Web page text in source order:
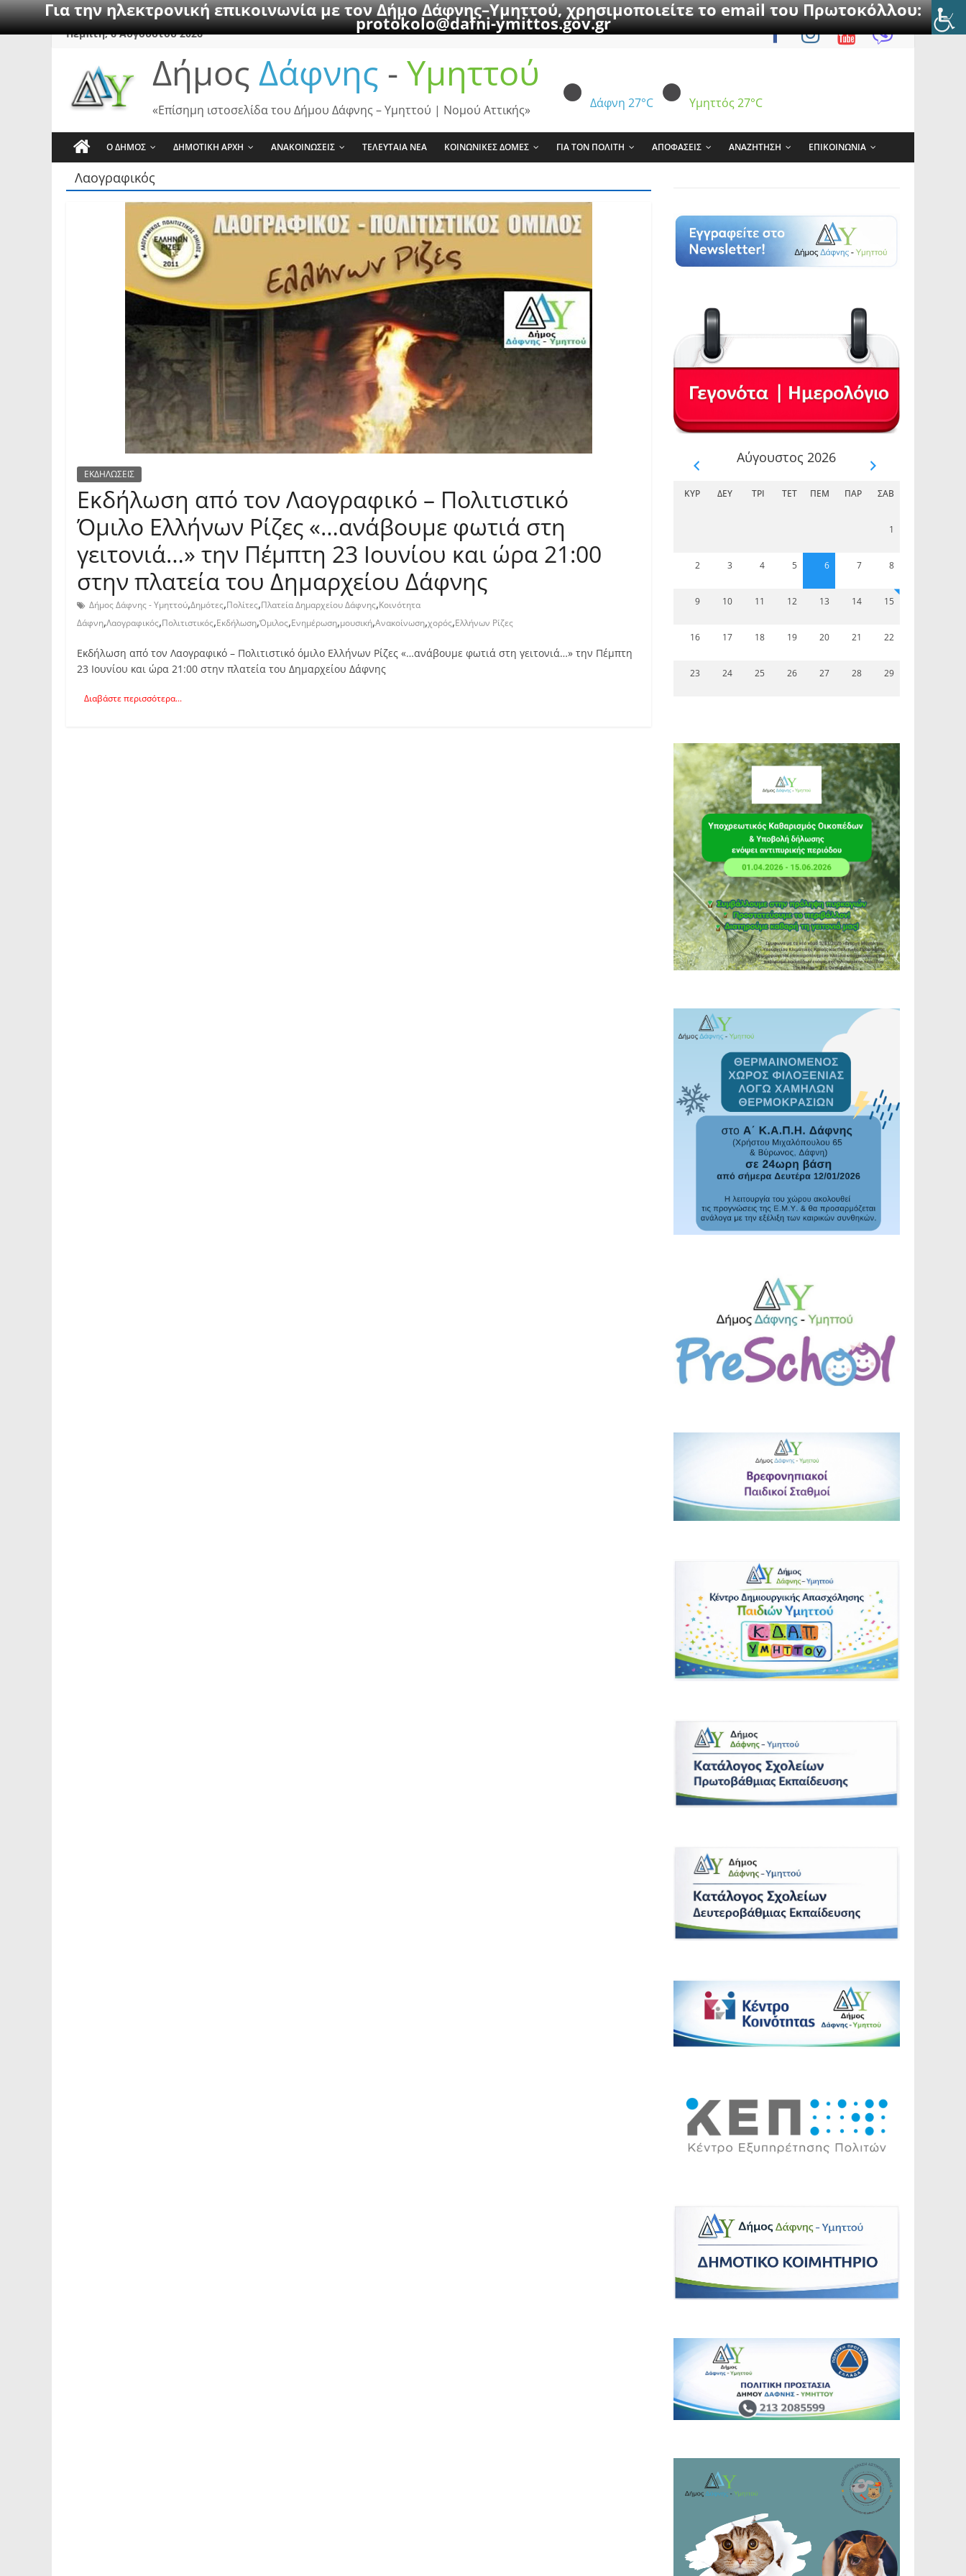
Για την ηλεκτρονική επικοινωνία με τον Δήμο Δάφνης–Υμηττού, χρησιμοποιείτε το email του Πρωτοκόλλου:
protokolo@dafni-ymittos.gov.gr
SkipΠέμπτη, 6 Αυγούστου 2026
Δήμος Δάφνης - Υμηττού
Δάφνη 27°C Υμηττός 27°C
«Επίσημη ιστοσελίδα του Δήμου Δάφνης – Υμηττού | Νομού Αττικής»
Ο ΔΗΜΟΣ ΔΗΜΟΤΙΚΗ ΑΡΧΗ ΑΝΑΚΟΙΝΩΣΕΙΣ ΤΕΛΕΥΤΑΙΑ ΝΕΑ ΚΟΙΝΩΝΙΚΕΣ ΔΟΜΕΣ ΓΙΑ ΤΟΝ ΠΟΛΙΤΗ ΑΠΟΦΑΣΕΙΣ ΑΝΑΖΗΤΗΣΗ ΕΠΙΚΟΙΝΩΝΙΑ
Λαογραφικός
ΕΚΔΗΛΩΣΕΙΣ
Εκδήλωση από τον Λαογραφικό – Πολιτιστικό
Όμιλο Ελλήνων Ρίζες «…ανάβουμε φωτιά στη
γειτονιά…» την Πέμπτη 23 Ιουνίου και ώρα 21:00
στην πλατεία του Δημαρχείου Δάφνης
Δήμος Δάφνης - Υμηττού,Δημότες,Πολίτες,Πλατεία Δημαρχείου Δάφνης,Κοινότητα
Δάφνη,Λαογραφικός,Πολιτιστικός,Εκδήλωση,Όμιλος,Ενημέρωση,μουσική,Ανακοίνωση,χορός,Ελλήνων Ρίζες
Εκδήλωση από τον Λαογραφικό – Πολιτιστικό όμιλο Ελλήνων Ρίζες «…ανάβουμε φωτιά στη γειτονιά…» την Πέμπτη
23 Ιουνίου και ώρα 21:00 στην πλατεία του Δημαρχείου Δάφνης
Διαβάστε περισσότερα...
Αύγουστος 2026
ΚΥΡ ΔΕΥ ΤΡΊ ΤΕΤ ΠΈΜ ΠΑΡ ΣΆΒ
1
2 3 4 5 6 7 8
9 10 11 12 13 14 15
16 17 18 19 20 21 22
23 24 25 26 27 28 29